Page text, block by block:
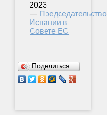
2023
— Председательство
Испании в
Совете ЕС
Поделиться…